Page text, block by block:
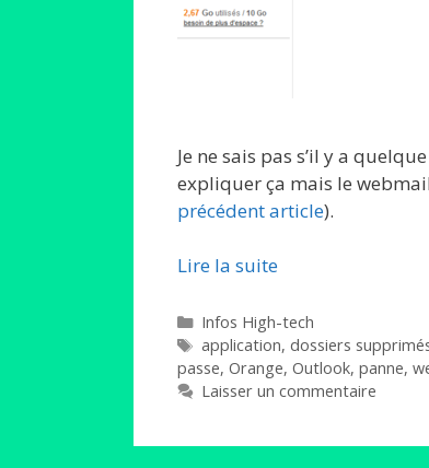
Je ne sais pas s’il y a
expliquer ça mais le
précédent article).
Lire la suite
Catégories
Infos High-tech
Étiquettes
application, dossiers
passe, Orange, Outlook, panne,
Laisser un commentaire